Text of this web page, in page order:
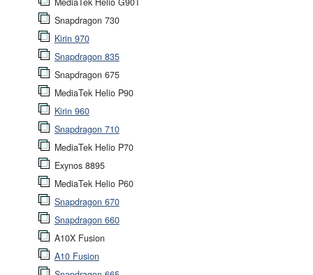
Snapdragon 730
Kirin 970
Snapdragon 835
Snapdragon 675
MediaTek Helio P90
Kirin 960
Snapdragon 710
MediaTek Helio P70
Exynos 8895
MediaTek Helio P60
Snapdragon 670
Snapdragon 660
A10X Fusion
A10 Fusion